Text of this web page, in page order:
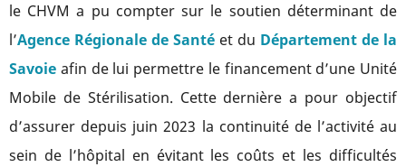
le CHVM a pu compter sur le soutien déterminant de
l’Agence Régionale de Santé et du Département de la
Savoie afin de lui permettre le financement d’une Unité
Mobile de Stérilisation. Cette dernière a pour objectif
d’assurer depuis juin 2023 la continuité de l’activité au
sein de l’hôpital en évitant les coûts et les difficultés